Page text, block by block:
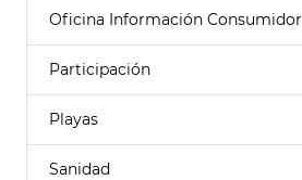
Oficina Información Consumidor
Participación
Playas
Sanidad